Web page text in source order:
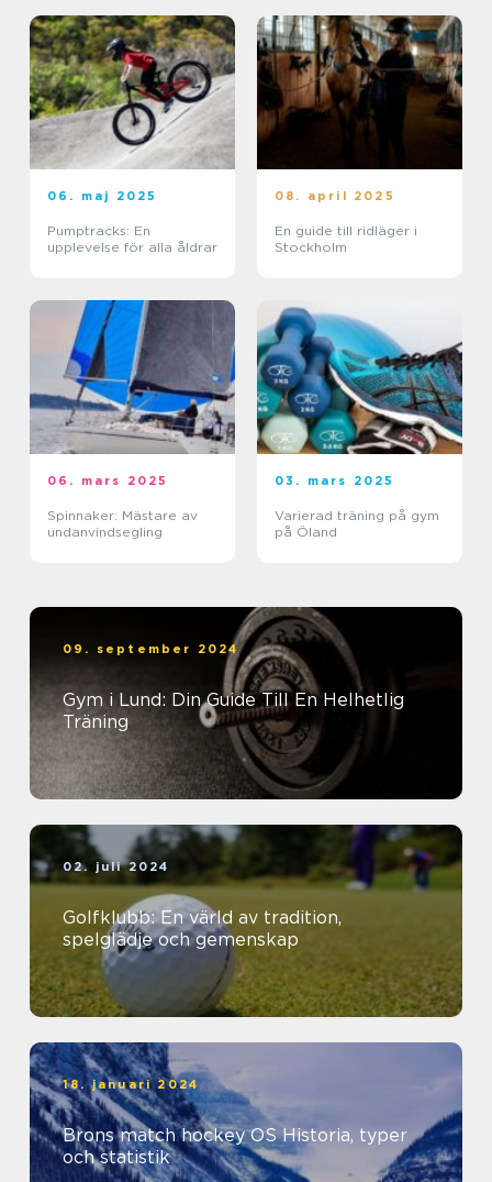
06. maj 2025
Pumptracks: En
upplevelse för alla åldrar
08. april 2025
En guide till ridläger i
Stockholm
06. mars 2025
Spinnaker: Mästare av
undanvindsegling
03. mars 2025
Varierad träning på gym
på Öland
09. september 2024
Gym i Lund: Din Guide Till En Helhetlig
Träning
02. juli 2024
Golfklubb: En värld av tradition,
spelglädje och gemenskap
18. januari 2024
Brons match hockey OS Historia, typer
och statistik